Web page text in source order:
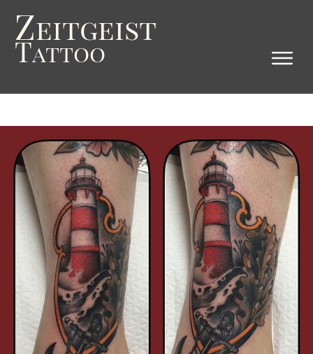
Zeitgeist
Tattoo